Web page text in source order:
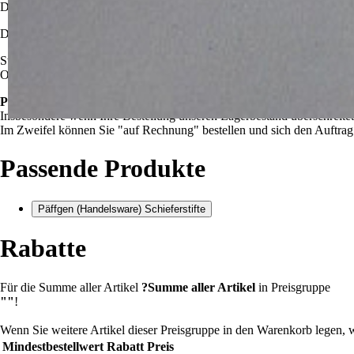
Dafür stehen Pritschenfahrzeuge mit und ohne Heckladekran zur
Die Kosten können dem Reiter "
Streckenlieferungen und weitere Entfernungen auf Anfrage.
Ob Balearen oder Indonesien, wir liefern über Partnerspediteure in fast
Preis- und Liefervorbehalt:
Insbesondere wenn Ihre Bestellung unseren Lagerbestand
Im Zweifel können Sie "auf Rechnung" bestellen und sich den
Passende Produkte
Päffgen (Handelsware) Schieferstifte
Rabatte
Für die Summe aller Artikel ?Summe aller Artikel in Preisgruppe
""!
Wenn Sie weitere Artikel dieser Preisgruppe in den Warenkorb legen,
Mindestbestellwert Rabatt Preis